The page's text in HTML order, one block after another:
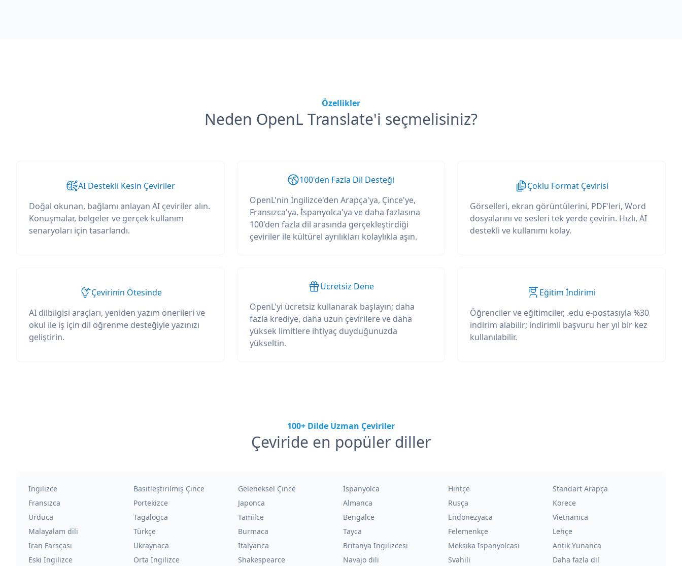
Özellikler
Neden OpenL Translate'i seçmelisiniz?
AI Destekli Kesin Çeviriler
Doğal okunan, bağlamı anlayan AI çeviriler alın.
Konuşmalar, belgeler ve gerçek kullanım
senaryoları için tasarlandı.
100'den Fazla Dil Desteği
OpenL'nin İngilizce'den Arapça'ya, Çince'ye,
Fransızca'ya, İspanyolca'ya ve daha fazlasına
100'den fazla dil arasında gerçekleştirdiği
çeviriler ile kültürel ayrılıkları kolaylıkla aşın.
Çoklu Format Çevirisi
Görselleri, ekran görüntülerini, PDF'leri, Word
dosyalarını ve sesleri tek yerde çevirin. Hızlı, AI
destekli ve kullanımı kolay.
Çevirinin Ötesinde
AI dilbilgisi araçları, yeniden yazım önerileri ve
okul ile iş için dil öğrenme desteğiyle yazınızı
geliştirin.
Ücretsiz Dene
OpenL'yi ücretsiz kullanarak başlayın; daha
fazla krediye, daha uzun çevirilere ve daha
yüksek limitlere ihtiyaç duyduğunuzda
yükseltin.
Eğitim İndirimi
Öğrenciler ve eğitimciler, .edu e-postasıyla %30
indirim alabilir; indirimli başvuru her yıl bir kez
kullanılabilir.
100+ Dilde Uzman Çeviriler
Çeviride en popüler diller
İngilizce Basitleştirilmiş Çince Geleneksel Çince İspanyolca Hintçe
Standart Arapça
Fransızca
Portekizce Japonca Almanca Rusça
Korece
Urduca
Tagalogca Tamilce Bengalce Endonezyaca
Vietnamca
Malayalam dili
Türkçe Burmaca Tayca Felemenkçe
Lehçe
İran Farsçası
Ukraynaca İtalyanca Britanya İngilizcesi Meksika İspanyolcası
Antik Yunanca
Eski İngilizce
Orta İngilizce Shakespearce Navajo dili Svahili Daha fazla dil